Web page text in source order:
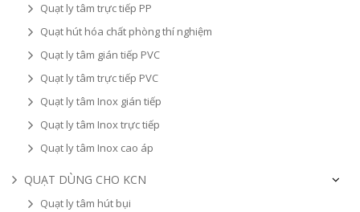
Quạt ly tâm trực tiếp PP
Quạt hút hóa chất phòng thí nghiệm
Quạt ly tâm gián tiếp PVC
Quạt ly tâm trực tiếp PVC
Quạt ly tâm Inox gián tiếp
Quạt ly tâm Inox trực tiếp
Quạt ly tâm Inox cao áp
QUẠT DÙNG CHO KCN
Quạt ly tâm hút bụi